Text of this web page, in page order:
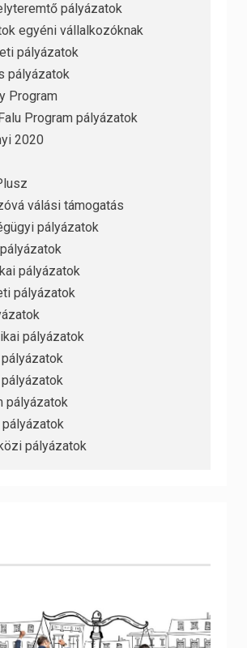
pályázatok
egyéni vállalkozóknak
pályázatok
pályázatok
Program
Program pályázatok
2020
válási támogatás
pályázatok
pályázatok
pályázatok
pályázatok
pályázatok
pályázatok
pályázatok